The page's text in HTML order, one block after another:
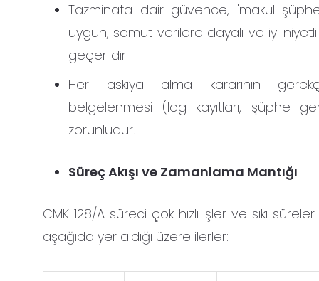
Tazminata dair güvence, 'makul
uygun, somut verilere dayalı ve iyi
geçerlidir.
Her askıya alma kararının
belgelenmesi (log kayıtları, şüphe
zorunludur.
Süreç Akışı ve Zamanlama Mantığı
CMK 128/A süreci çok hızlı işler ve sıkı
aşağıda yer aldığı üzere ilerler: